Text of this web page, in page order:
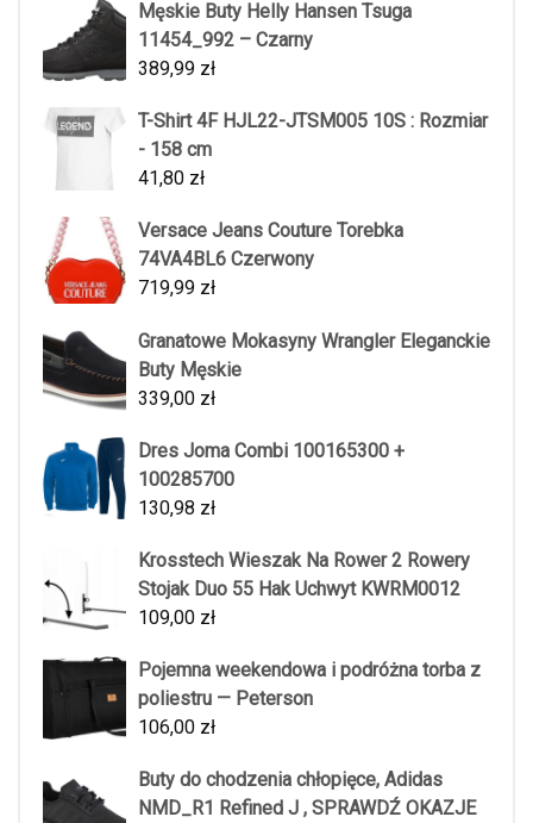
Męskie Buty Helly Hansen Tsuga
11454_992 – Czarny
389,99 zł
T-Shirt 4F HJL22-JTSM005 10S : Rozmiar
- 158 cm
41,80 zł
Versace Jeans Couture Torebka
74VA4BL6 Czerwony
719,99 zł
Granatowe Mokasyny Wrangler Eleganckie
Buty Męskie
339,00 zł
Dres Joma Combi 100165300 +
100285700
130,98 zł
Krosstech Wieszak Na Rower 2 Rowery
Stojak Duo 55 Hak Uchwyt KWRM0012
109,00 zł
Pojemna weekendowa i podróżna torba z
poliestru — Peterson
106,00 zł
Buty do chodzenia chłopięce, Adidas
NMD_R1 Refined J , SPRAWDŹ OKAZJE